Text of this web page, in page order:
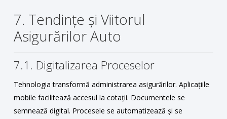
7. Tendințe și Viitorul
Asigurărilor Auto
7.1. Digitalizarea Proceselor
Tehnologia transformă administrarea asigurărilor. Aplicațiile
mobile facilitează accesul la cotații. Documentele se
semnează digital. Procesele se automatizează și se